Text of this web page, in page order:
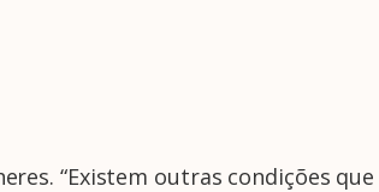
“Existem outras condições que